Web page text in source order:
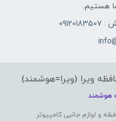
ویرا (ویرا=هوشمند)
هوشمند
و لوازم جانبی کامپیوتر